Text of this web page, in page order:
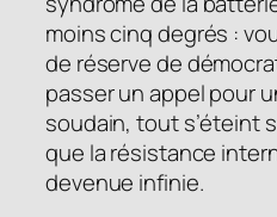
moins cinq degrés :
de réserve de
passer un appel pour
soudain, tout s’éteint
que la résistance
devenue infinie.